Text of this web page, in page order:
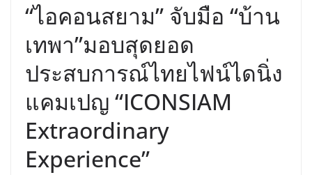
“ไอคอนสยาม” จับมือ “บ้าน
เทพา”มอบสุดยอด
ประสบการณ์ไทยไฟน์ไดนิ่ง
แคมเปญ “ICONSIAM
Extraordinary
Experience”